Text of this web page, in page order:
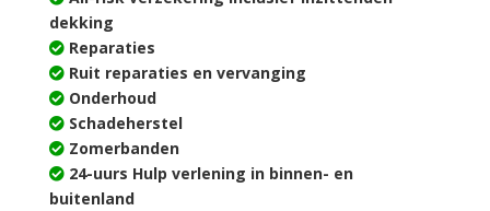
dekking
Reparaties
Ruit reparaties en vervanging
Onderhoud
Schadeherstel
Zomerbanden
24-uurs Hulp verlening in binnen- en
buitenland